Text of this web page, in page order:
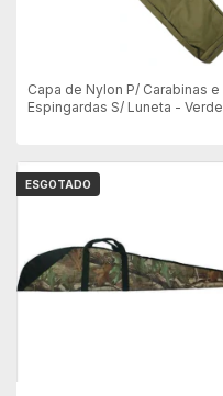
Capa de Nylon P/ Carabinas e
Espingardas S/ Luneta - Verde
ESGOTADO